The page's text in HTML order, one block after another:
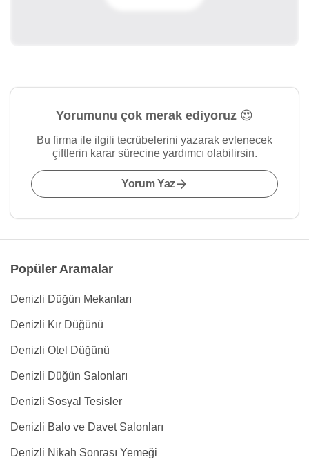
Yorumunu çok merak ediyoruz 😍
Bu firma ile ilgili tecrübelerini yazarak evlenecek
çiftlerin karar sürecine yardımcı olabilirsin.
Yorum Yaz
Popüler Aramalar
Denizli Düğün Mekanları
Denizli Kır Düğünü
Denizli Otel Düğünü
Denizli Düğün Salonları
Denizli Sosyal Tesisler
Denizli Balo ve Davet Salonları
Denizli Nikah Sonrası Yemeği